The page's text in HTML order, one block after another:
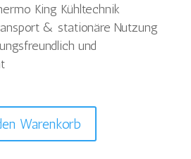
King Kühltechnik
& stationäre Nutzung
und
Warenkorb